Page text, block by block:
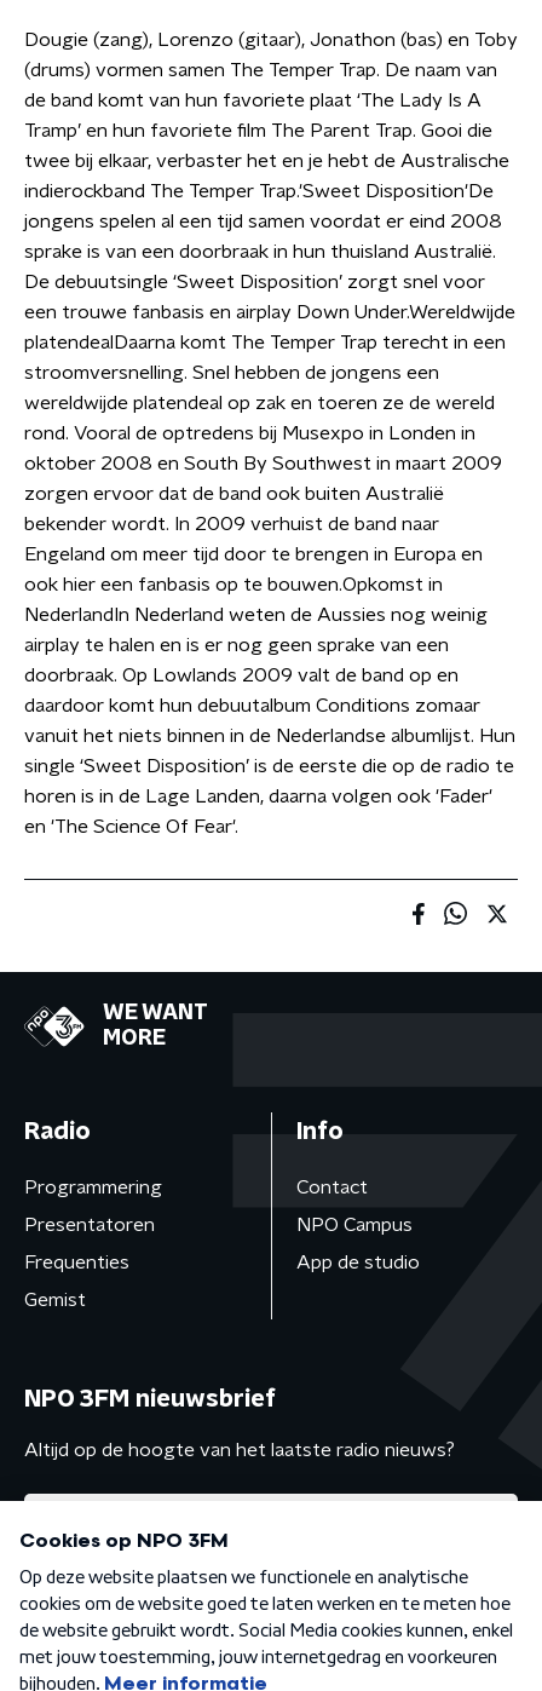
Dougie (zang), Lorenzo (gitaar), Jonathon (bas) en Toby
(drums) vormen samen The Temper Trap. De naam van
de band komt van hun favoriete plaat ‘The Lady Is A
Tramp’ en hun favoriete film The Parent Trap. Gooi die
twee bij elkaar, verbaster het en je hebt de Australische
indierockband The Temper Trap.'Sweet Disposition'De
jongens spelen al een tijd samen voordat er eind 2008
sprake is van een doorbraak in hun thuisland Australië.
De debuutsingle ‘Sweet Disposition’ zorgt snel voor
een trouwe fanbasis en airplay Down Under.Wereldwijde
platendealDaarna komt The Temper Trap terecht in een
stroomversnelling. Snel hebben de jongens een
wereldwijde platendeal op zak en toeren ze de wereld
rond. Vooral de optredens bij Musexpo in Londen in
oktober 2008 en South By Southwest in maart 2009
zorgen ervoor dat de band ook buiten Australië
bekender wordt. In 2009 verhuist de band naar
Engeland om meer tijd door te brengen in Europa en
ook hier een fanbasis op te bouwen.Opkomst in
NederlandIn Nederland weten de Aussies nog weinig
airplay te halen en is er nog geen sprake van een
doorbraak. Op Lowlands 2009 valt de band op en
daardoor komt hun debuutalbum Conditions zomaar
vanuit het niets binnen in de Nederlandse albumlijst. Hun
single ‘Sweet Disposition’ is de eerste die op de radio te
horen is in de Lage Landen, daarna volgen ook 'Fader'
en 'The Science Of Fear'.
WE WANT
MORE
Radio
Programmering
Presentatoren
Frequenties
Gemist
Info
Contact
NPO Campus
App de studio
NPO 3FM nieuwsbrief
Altijd op de hoogte van het laatste radio nieuws?
Algemene voorwaarden Privacybeleid